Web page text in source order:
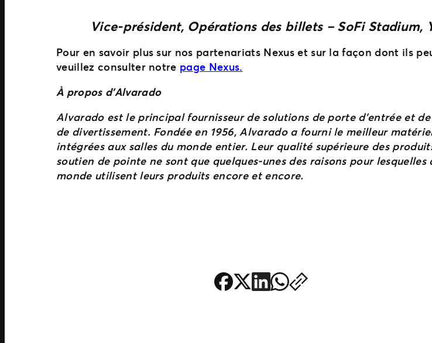
Vice-président, Opérations des billets – SoFi Stadium,
Pour en savoir plus sur nos partenariats Nexus et sur la façon dont ils
veuillez consulter notre page Nexus.
À propos d’Alvarado
Alvarado est le principal fournisseur de solutions de porte d’entrée et
de divertissement. Fondée en 1956, Alvarado a fourni le meilleur
intégrées aux salles du monde entier. Leur qualité supérieure des
soutien de pointe ne sont que quelques-unes des raisons pour
monde utilisent leurs produits encore et encore.